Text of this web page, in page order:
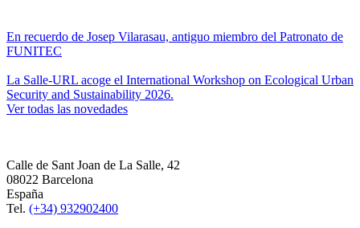
En recuerdo de Josep Vilarasau, antiguo miembro del Patronato de
FUNITEC
La Salle-URL acoge el International Workshop on Ecological Urban
Security and Sustainability 2026.
Ver todas las novedades
Calle de Sant Joan de La Salle, 42
08022 Barcelona
España
Tel. (+34) 932902400